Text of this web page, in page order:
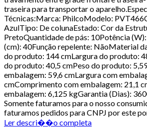
traseira para transportar o
Técnicas:Marca: PhilcoModelo:
AzulTipo: De colunaEstado: Cor da
PretoQuantidade de pás: 10Potência
(cm): 40Função repelente: NãoMaterial
do produto: 144 cmLargura do produto:
do produto: 40,5 cmPeso do produto:
embalagem: 59,6 cmLargura com
cmComprimento com embalagem: 21,1
embalagem: 6,125 kgGarantia (Dias):
Somente faturamos para o nosso
faturamos pedidos para CNPJ por este
Ler descri��o completa